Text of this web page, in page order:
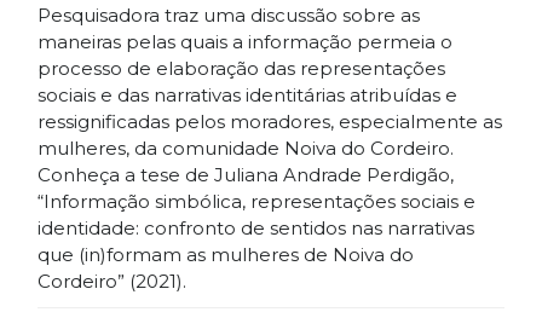
Pesquisadora traz uma discussão sobre as
maneiras pelas quais a informação permeia o
processo de elaboração das representações
sociais e das narrativas identitárias atribuídas e
ressignificadas pelos moradores, especialmente as
mulheres, da comunidade Noiva do Cordeiro.
Conheça a tese de Juliana Andrade Perdigão,
“Informação simbólica, representações sociais e
identidade: confronto de sentidos nas narrativas
que (in)formam as mulheres de Noiva do
Cordeiro” (2021).